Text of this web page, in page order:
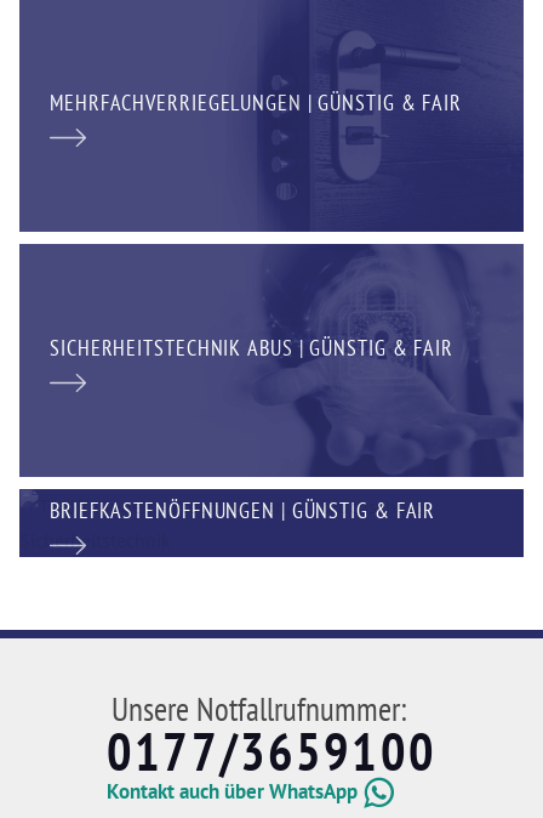
MEHRFACHVERRIEGELUNGEN | GÜNSTIG & FAIR
SICHERHEITSTECHNIK ABUS | GÜNSTIG & FAIR
BRIEFKASTENÖFFNUNGEN | GÜNSTIG & FAIR
Unsere Notfallrufnummer:
0177/3659100
Kontakt auch über WhatsApp